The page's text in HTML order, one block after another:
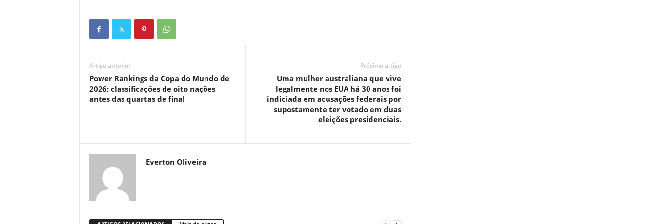
Artigo anterior
Power Rankings da Copa do Mundo de
2026: classificações de oito nações
antes das quartas de final
Próximo artigo
Uma mulher australiana que vive
legalmente nos EUA há 30 anos foi
indiciada em acusações federais por
supostamente ter votado em duas
eleições presidenciais.
Everton Oliveira